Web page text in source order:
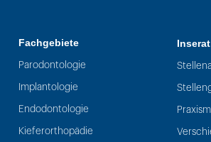
Fachgebiete
Parodontologie
Implantologie
Endodontologie
Kieferorthopädie
Inserat